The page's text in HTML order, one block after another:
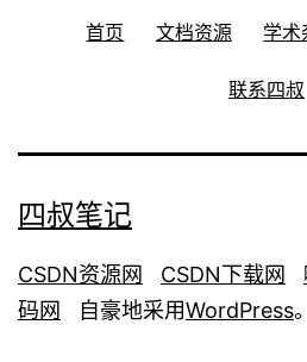
首页 文档资源 学术
联系四叔
四叔笔记
CSDN资源网 CSDN下载网
码网 自豪地采用WordPress。